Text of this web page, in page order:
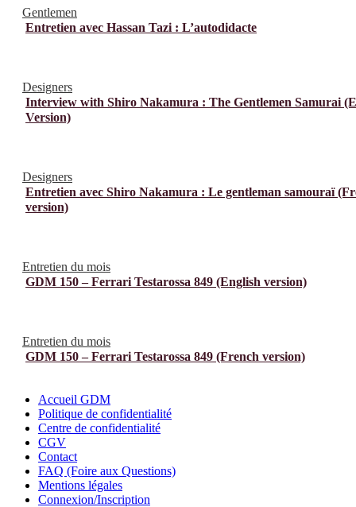
Gentlemen
Entretien avec Hassan Tazi : L’autodidacte
Designers
Interview with Shiro Nakamura : The Gentlemen Samurai
Version)
Designers
Entretien avec Shiro Nakamura : Le gentleman samouraï
version)
Entretien du mois
GDM 150 – Ferrari Testarossa 849 (English version)
Entretien du mois
GDM 150 – Ferrari Testarossa 849 (French version)
Accueil GDM
Politique de confidentialité
Centre de confidentialité
CGV
Contact
FAQ (Foire aux Questions)
Mentions légales
Connexion/Inscription